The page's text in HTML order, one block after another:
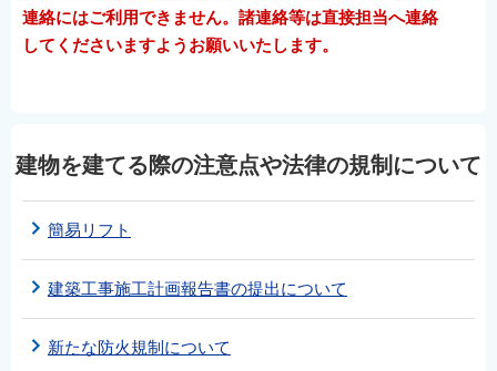
連絡にはご利用できません。諸連絡等は直接担当へ連絡
してくださいますようお願いいたします。
建物を建てる際の注意点や法律の規制について
簡易リフト
建築工事施工計画報告書の提出について
新たな防火規制について